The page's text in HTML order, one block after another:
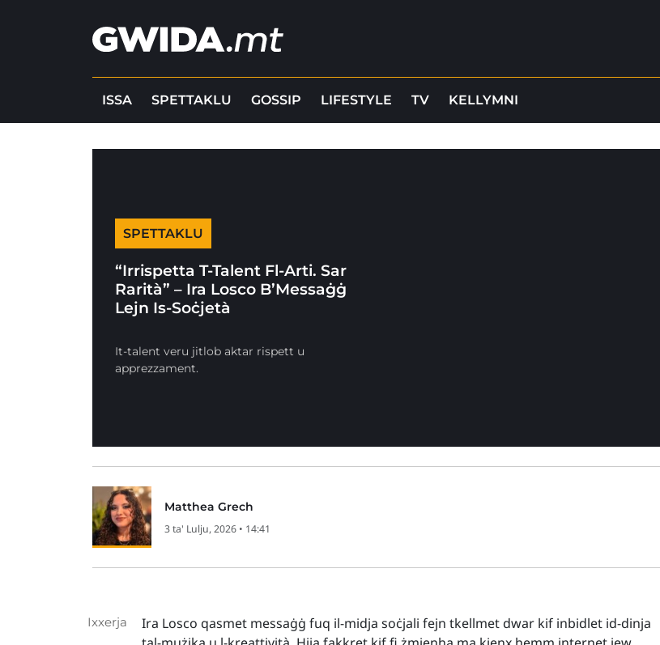
ISSA SPETTAKLU GOSSIP LIFESTYLE TV KELLYMNI
SPETTAKLU
“Irrispetta T-Talent Fl-Arti. Sar
Rarità” – Ira Losco B’Messaġġ
Lejn Is-Soċjetà
It-talent veru jitlob aktar rispett u
apprezzament.
Matthea Grech
3 ta' Lulju, 2026 • 14:41
Ixxerja
Ira Losco qasmet messaġġ fuq il-midja soċjali fejn tkellmet dwar kif inbidlet id-dinja